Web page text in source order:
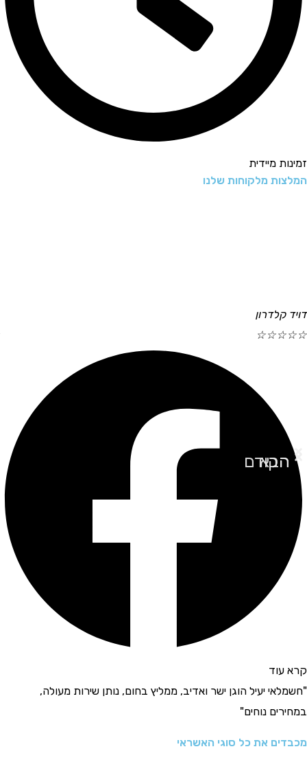
זמינות מיידית
המלצות מלקוחות שלנו
דויד קלדרון
☆
☆
☆
☆
☆
קרא עוד
"חשמלאי יעיל הוגן ישר ואדיב, ממליץ בחום, נותן שירות מעולה,
במחירים נוחים"
הקודם
הבא
מכבדים את כל סוגי האשראי